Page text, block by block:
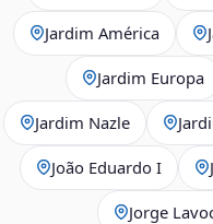
Jardim América
Jardim Europa
Jardim Nazle
João Eduardo I
Jorge